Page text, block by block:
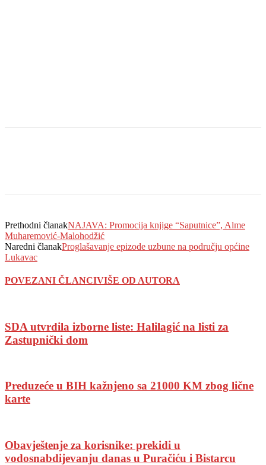
Prethodni članakNAJAVA: Promocija knjige “Saputnice”, Alme
Muharemović-Malohodžić
Naredni članakProglašavanje epizode uzbune na području općine
Lukavac
POVEZANI ČLANCIVIŠE OD AUTORA
SDA utvrdila izborne liste: Halilagić na listi za
Zastupnički dom
Preduzeće u BIH kažnjeno sa 21000 KM zbog lične
karte
Obavještenje za korisnike: prekidi u
vodosnabdijevanju danas u Puračiću i Bistarcu